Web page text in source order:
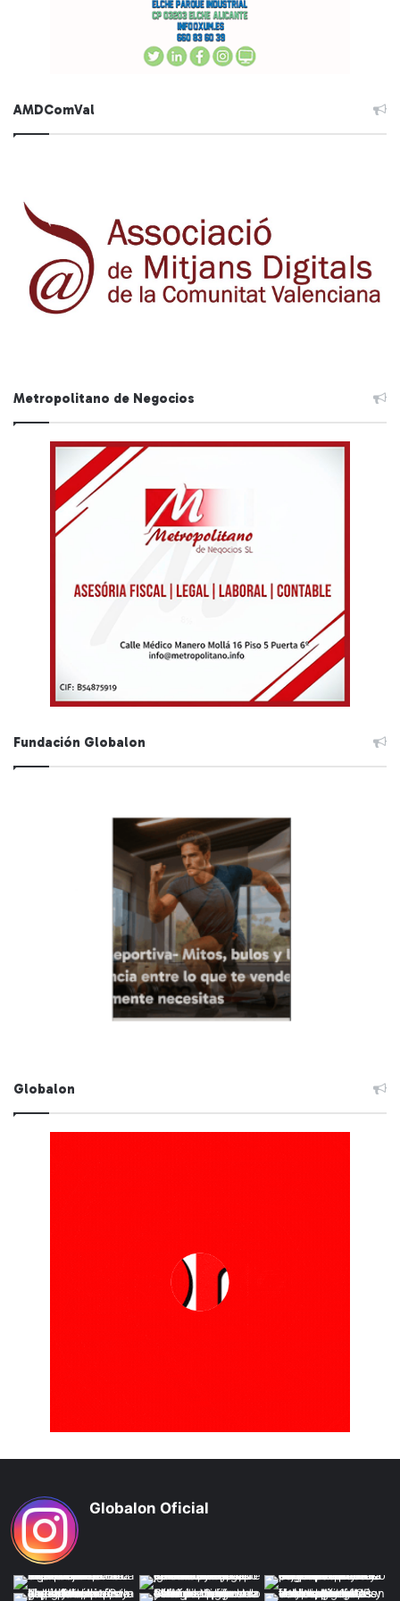
AMDComVal
Metropolitano de Negocios
Fundación Globalon
Globalon
Globalon Oficial